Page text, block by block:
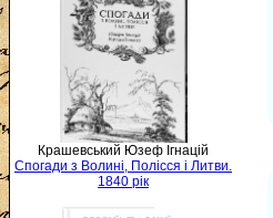
Крашевський Юзеф Ігнацій
Спогади з Волині, Полісся і Литви.
1840 рік